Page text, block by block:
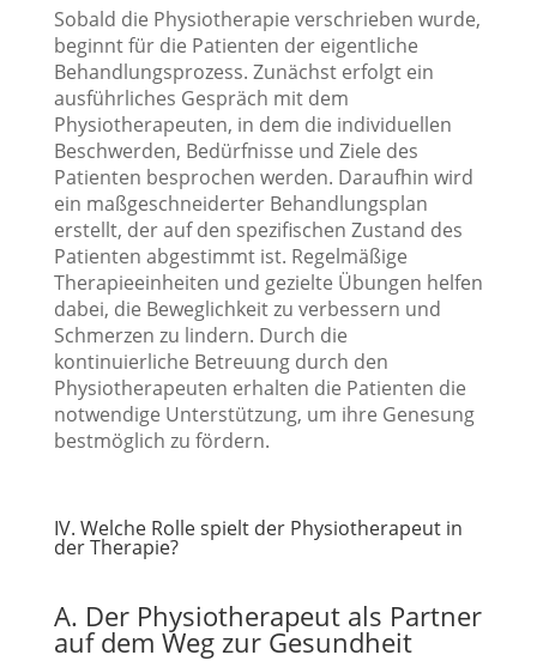
Sobald die Physiotherapie verschrieben wurde,
beginnt für die Patienten der eigentliche
Behandlungsprozess. Zunächst erfolgt ein
ausführliches Gespräch mit dem
Physiotherapeuten, in dem die individuellen
Beschwerden, Bedürfnisse und Ziele des
Patienten besprochen werden. Daraufhin wird
ein maßgeschneiderter Behandlungsplan
erstellt, der auf den spezifischen Zustand des
Patienten abgestimmt ist. Regelmäßige
Therapieeinheiten und gezielte Übungen helfen
dabei, die Beweglichkeit zu verbessern und
Schmerzen zu lindern. Durch die
kontinuierliche Betreuung durch den
Physiotherapeuten erhalten die Patienten die
notwendige Unterstützung, um ihre Genesung
bestmöglich zu fördern.
IV. Welche Rolle spielt der Physiotherapeut in
der Therapie?
A. Der Physiotherapeut als Partner
auf dem Weg zur Gesundheit